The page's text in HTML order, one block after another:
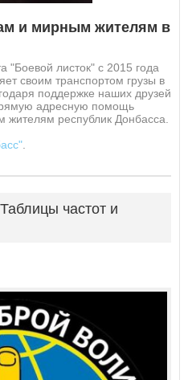
и мирным жителям в
"Боевой листок" с 2015 года
своим транспортом грузы в
поддержке наших друзей
адресную помощь
республик Донбасса.
частот и